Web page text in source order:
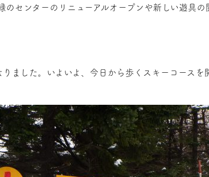
センターのリニューアルオープンや新しい遊具の
ました。いよいよ、今日から歩くスキーコースを